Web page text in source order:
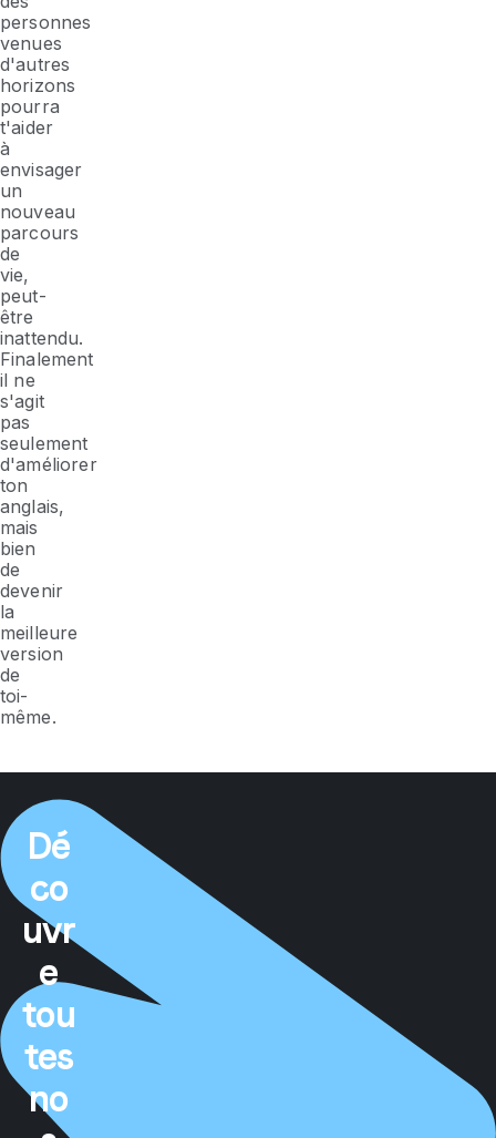
personnes
venues
d'autres
horizons
pourra
t'aider
à
envisager
un
nouveau
parcours
de
vie,
peut-
être
inattendu.
Finalement
il ne
s'agit
pas
seulement
d'améliorer
ton
anglais,
mais
bien
de
devenir
la
meilleure
version
de
toi-
même.
Dé
co
uvr
e
tou
tes
no